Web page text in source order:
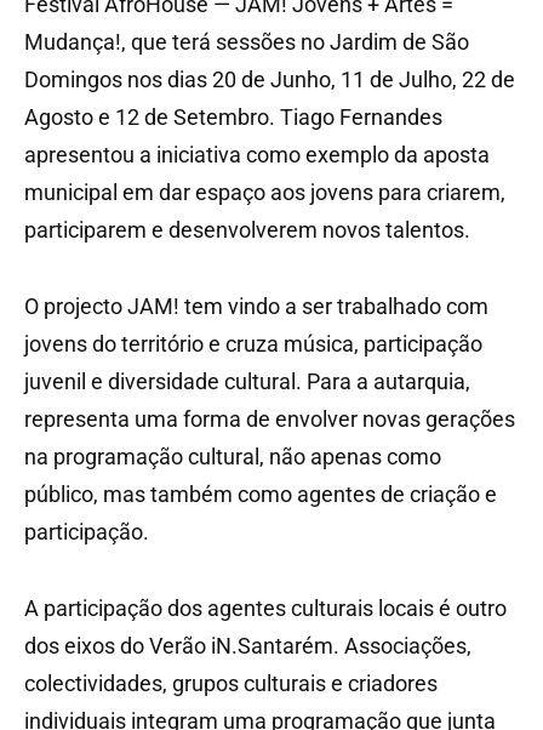
Mudança!, que terá sessões no Jardim de São
Domingos nos dias 20 de Junho, 11 de Julho, 22 de
Agosto e 12 de Setembro. Tiago Fernandes
apresentou a iniciativa como exemplo da aposta
municipal em dar espaço aos jovens para criarem,
participarem e desenvolverem novos talentos.
O projecto JAM! tem vindo a ser trabalhado com
jovens do território e cruza música, participação
juvenil e diversidade cultural. Para a autarquia,
representa uma forma de envolver novas gerações
na programação cultural, não apenas como
público, mas também como agentes de criação e
participação.
A participação dos agentes culturais locais é outro
dos eixos do Verão iN.Santarém. Associações,
colectividades, grupos culturais e criadores
individuais integram uma programação que junta